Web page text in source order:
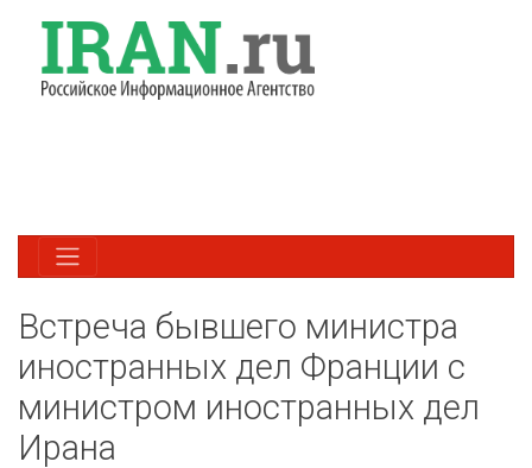
Встреча бывшего министра
иностранных дел Франции с
министром иностранных дел
Ирана